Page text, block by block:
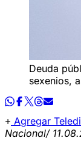
Deuda
sexenios,
Agregar
Nacional/